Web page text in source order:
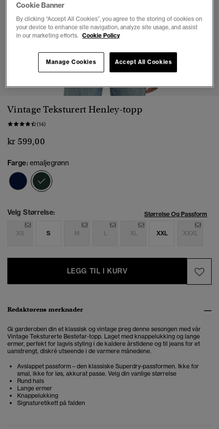
1
Vintage Teksturert Henley-topp
(14)
kr 599,00
Farge: emaljegrønn
Velg Størrelse: Størrelse Og Passform
XS S M L XL XXL XXXL
LEGG TIL I KURV
Redaktørens merknader
Gi garderoben din et klassisk og vintage preg denne sesongen med vår
Vintage Teksturerte Bestefar-topp. Laget med knappelukking og lange
ermer, perfekt for lagvis styling i de kaldere årstidene og til jeans for et
uanstrengt, diskré utseende i de varmere månedene.
Avslappet passform – den klassiske Superdry-passformen. Ikke for
smal, ikke for løs, akkurat passe. Velg din vanlige størrelse
Rund hals
Lange ermer
Knappelukking
Signaturetikett på falden
Cookie Banner
By clicking “Accept All Cookies”, you agree to the storing of cookies on
your device to enhance site navigation, analyze site usage, and assist
in our marketing efforts. Cookie Policy
Accept All Cookies
Manage Cookies